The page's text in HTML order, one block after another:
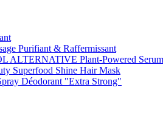
Purifiant & Raffermissant
ALTERNATIVE Plant-Powered Serum
Superfood Shine Hair Mask
Déodorant "Extra Strong"